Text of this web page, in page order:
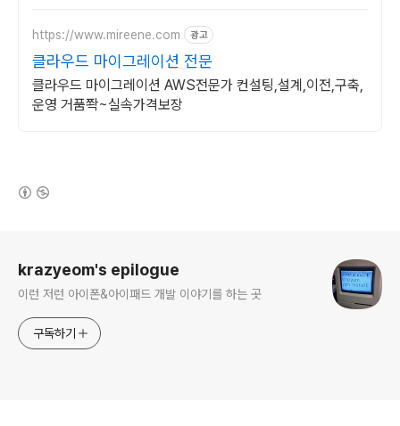
https://www.mireene.com 광고
클라우드 마이그레이션 전문
클라우드 마이그레이션 AWS전문가 컨설팅,설계,이전,구축,
운영 거품쫙~실속가격보장
krazyeom's epilogue
이런 저런 아이폰&아이패드 개발 이야기를 하는 곳
구독하기